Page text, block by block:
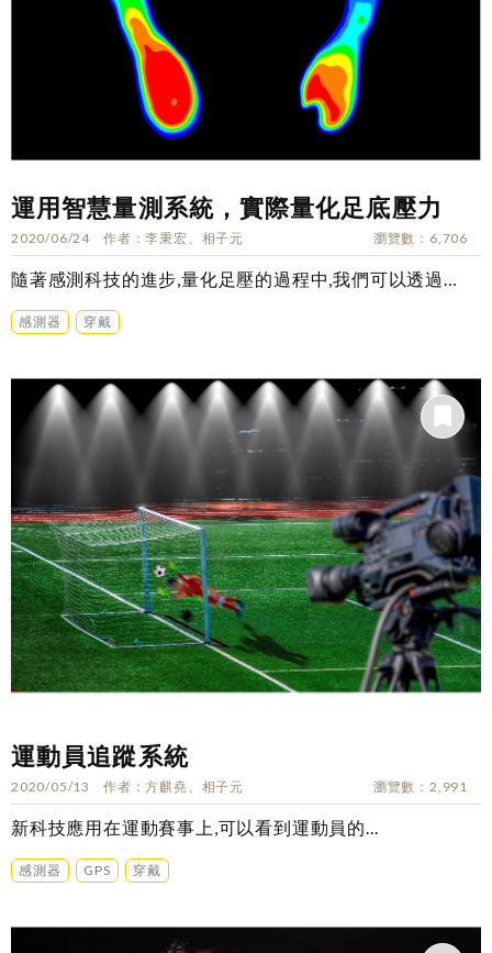
運用智慧量測系統，實際量化足底壓力
2020/06/24 作者 李秉宏、相子元 瀏覽數 6,706
隨著感測科技的進步,量化足壓的過程中,我們可以透過…
感測器 穿戴
運動員追蹤系統
2020/05/13 作者 方麒堯、相子元 瀏覽數 2,991
新科技應用在運動賽事上,可以看到運動員的...
感測器 GPS 穿戴